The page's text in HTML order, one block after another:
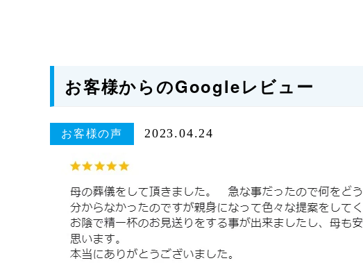
お客様からのGoogleレビュー
お客様の声 2023.04.24